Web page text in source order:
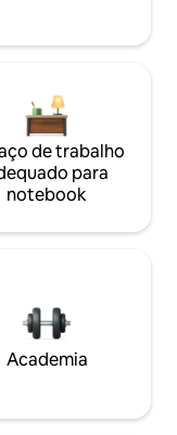
de trabalho
para
notebook
Academia